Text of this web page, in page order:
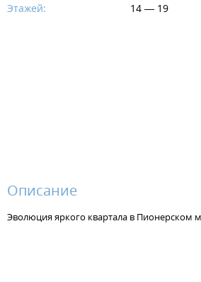
Этажей:
14 — 19
Описание
Эволюция яркого квартала в Пионерском